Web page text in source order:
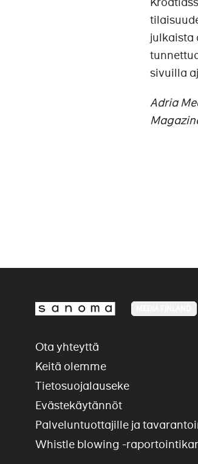
julkaista
sivuilla
Adria
Ota yhteyttä
Keitä olemme
Tietosuojalauseke
Evästekäytännöt
Palveluntuottajille ja
Whistle blowing -